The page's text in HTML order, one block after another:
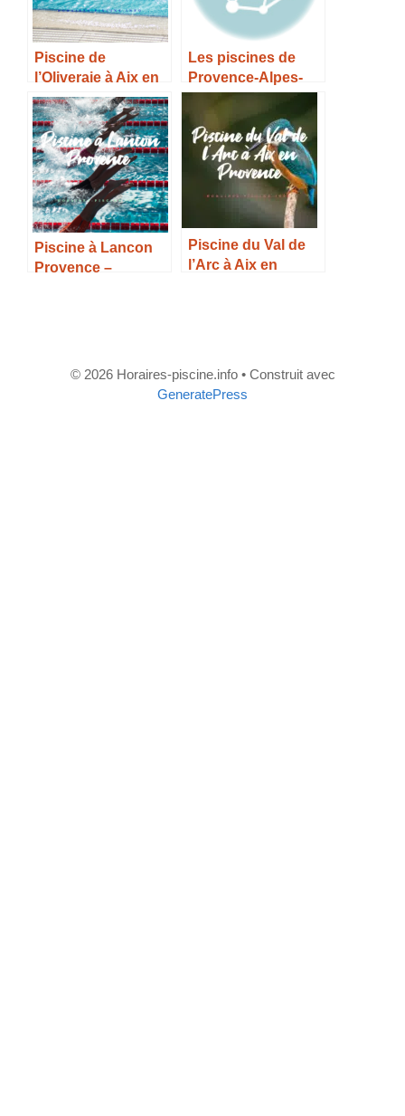
Piscine de
l’Oliveraie à Aix en
Provence –
Horaires, Tarifs et
Infos –
Les piscines de
Provence-Alpes-
Côte-d’Azur
Piscine à Lancon
Provence –
Piscine du Val de
l’Arc à Aix en
© 2026 Horaires-piscine.info• Construit avec
GeneratePress